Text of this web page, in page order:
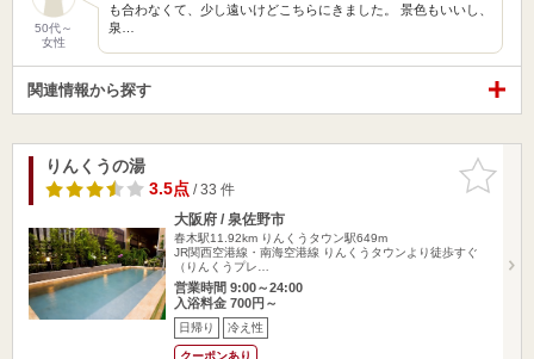
50代～
女性
も合わなくて、少し遠いけどこちらにきました。 景色もいいし、
泉…
関連情報から探す
お気に入
りに追加
りんくうの湯
3.5点/ 33 件
大阪府 / 泉佐野市
春木駅11.92km りんくうタウン駅649m
JR関西空港線・南海空港線 りんくうタウンより徒歩すぐ
（りんくうプレ…
営業時間 9:00～24:00
入浴料金 700円～
日帰り 冷え性
クーポンあり